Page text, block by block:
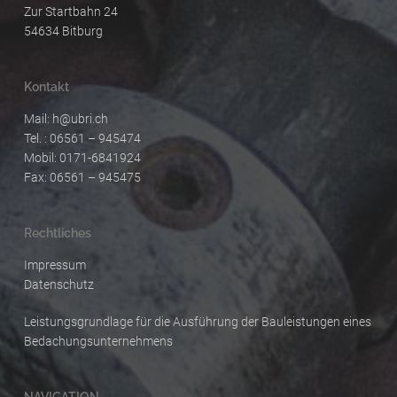
Zur Startbahn 24
54634 Bitburg
Kontakt
Mail: h@ubri.ch
Tel. : 06561 – 945474
Mobil: 0171-6841924
Fax: 06561 – 945475
Rechtliches
Impressum
Datenschutz
Leistungsgrundlage für die Ausführung der Bauleistungen eines
Bedachungsunternehmens